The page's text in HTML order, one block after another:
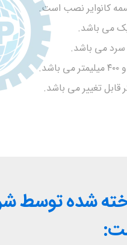
کانوایر نصب است.
می باشد.
می باشد.
شده توسط